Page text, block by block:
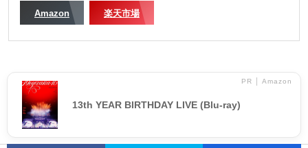
Amazon 楽天市場
PR │ Amazon
13th YEAR BIRTHDAY LIVE (Blu-ray)